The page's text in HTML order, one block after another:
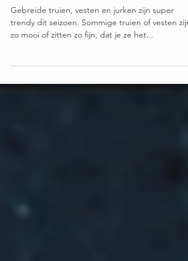
8 Tips om je gebreide
artikelen mooi te houden
trendy dit seizoen. Sommige truien of vesten zijn
zo mooi of zitten zo fijn, dat je ze het...